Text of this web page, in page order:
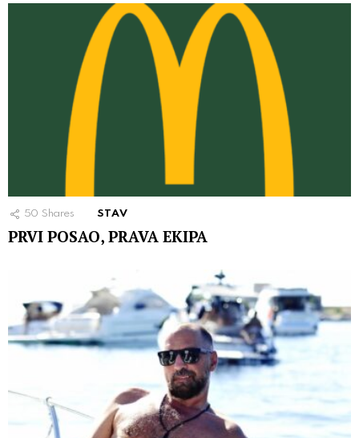
50 Shares STAV
PRVI POSAO, PRAVA EKIPA